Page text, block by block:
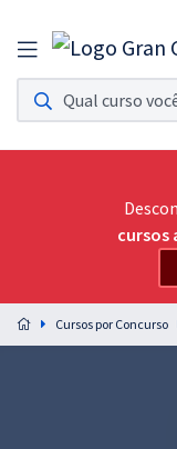
Assinatura
Acesso a todos os
Assinatura OAB
Acesso ilimitado a toda
Preparação completa e
residências em saúde do
cursos
Cursos por Concurso